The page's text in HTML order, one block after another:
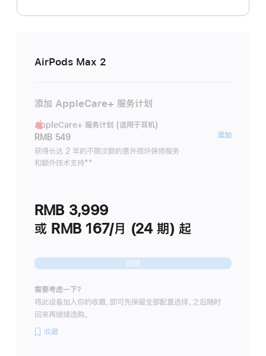
AirPods Max 2
添加 AppleCare+ 服务计划
AppleCare+ 服务计划 (适用于耳机)
RMB 549
获得长达 2 年的不限次数的意外损坏保修服务
和额外技术支持脚
**
添加
RMB 3,999
或 RMB 167/月 (24 期) 起
继续
需要考虑一下？
将此设备加入你的收藏，即可先保留全部配置选择，之后随时
回来再继续选购。
收藏